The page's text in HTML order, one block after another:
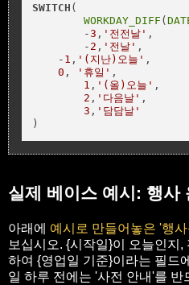
SWITCH (
WORKDAY_DIFF (
	-
3 , '전전날' ,
	-
2 , '전날' ,
    -
1 , '(지난)오늘' ,
0 , '휴일' ,
1 , '(올)오늘' ,
2 , '다음날' ,
3 , '담담날'
)
실제 베이스 예시: 행사
아래에 예시로 만들어놓은 '행
보십시오. {시작일}이 오늘인지
하여 {영업일 기준}이라는 필드
일 하루 전에는 '사전 안내'를